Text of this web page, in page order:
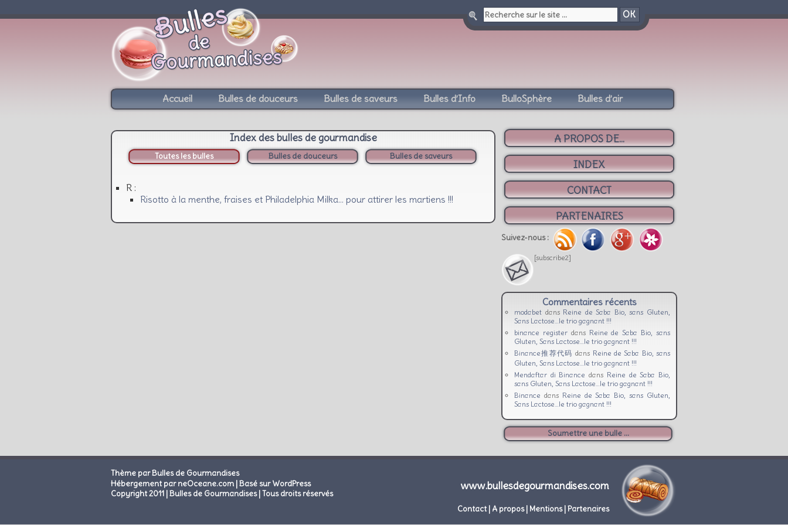
OK
Accueil Bulles de douceurs Bulles de saveurs Bulles d’Info BulloSphère Bulles d’air
Index des bulles de gourmandise
Toutes les bulles Bulles de douceurs Bulles de saveurs
R :
Risotto à la menthe, fraises et Philadelphia Milka… pour attirer les martiens !!!
A PROPOS DE...
INDEX
CONTACT
PARTENAIRES
Suivez-nous :
[subscribe2]
Commentaires récents
modabet dansReine de Saba Bio, sans Gluten,
Sans Lactose…le trio gagnant !!!
binance registerdans Reine de Saba Bio, sans
Gluten, Sans Lactose…le trio gagnant !!!
Binance推荐代码 dans Reine de Saba Bio, sans
Gluten, Sans Lactose…le trio gagnant !!!
Mendaftar di Binance dans Reine de Saba Bio,
sans Gluten, Sans Lactose…le trio gagnant !!!
Binance dans Reine de Saba Bio, sans Gluten,
Sans Lactose…le trio gagnant !!!
Soumettre une bulle ...
Thème par Bulles de Gourmandises
Hébergement par neOceane.com |Basé sur WordPress
Copyright 2011 | Bulles de Gourmandises | Tous droits réservés
www.bullesdegourmandises.com
Contact| A propos| Mentions|Partenaires